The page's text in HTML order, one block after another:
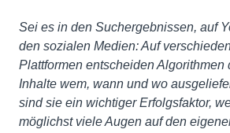
Sei es in den Suchergebnissen, auf
den sozialen Medien: Auf
Plattformen entscheiden Algorithmen
Inhalte wem, wann und wo
sind sie ein wichtiger Erfolgsfaktor,
möglichst viele Augen auf den